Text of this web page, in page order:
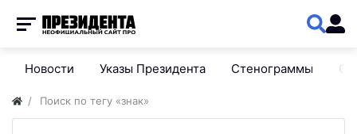
Новости Указы Президента Стенограммы
Поиск по тегу «знак»